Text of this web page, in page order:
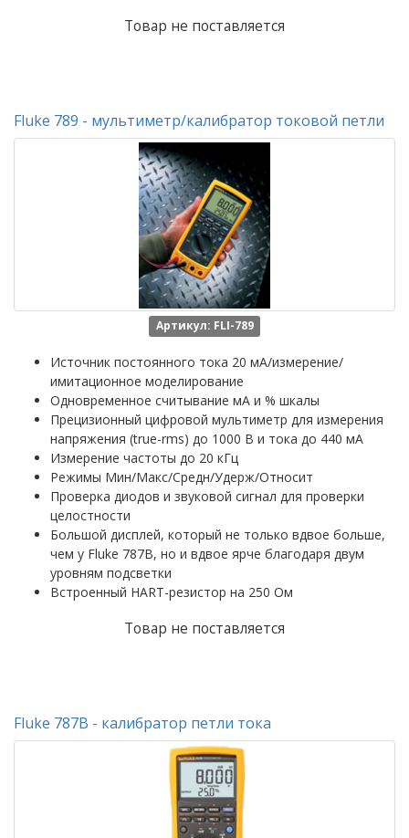
Товар не поставляется
Fluke 789 - мультиметр/калибратор токовой петли
Артикул: FLI-789
Источник постоянного тока 20 мА/измерение/
имитационное моделирование
Одновременное считывание мА и % шкалы
Прецизионный цифровой мультиметр для измерения
напряжения (true-rms) до 1000 В и тока до 440 мА
Измерение частоты до 20 кГц
Режимы Мин/Макс/Средн/Удерж/Относит
Проверка диодов и звуковой сигнал для проверки
целостности
Большой дисплей, который не только вдвое больше,
чем у Fluke 787B, но и вдвое ярче благодаря двум
уровням подсветки
Встроенный HART-резистор на 250 Ом
Товар не поставляется
Fluke 787B - калибратор петли тока